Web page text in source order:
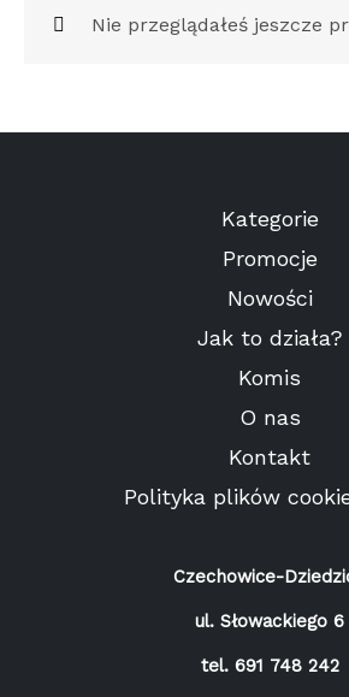
Nie przeglądałeś jeszcze
Kategorie
Promocje
Nowości
Jak to działa?
Komis
O nas
Kontakt
Polityka plików
Czechowice-
ul. Słowackiego 6
tel. 691 748 242